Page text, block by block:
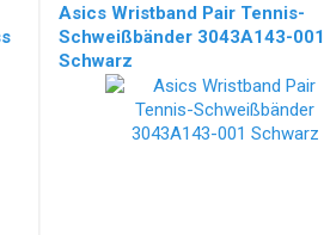
Asics Wristband Pair Tennis-
Schweißbänder 3043A143-001
Schwarz